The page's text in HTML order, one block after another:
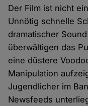
Der Film ist nicht
Unnötig schnelle
dramatischer
überwältigen das
eine düstere
Manipulation
Jugendlicher im
Newsfeeds